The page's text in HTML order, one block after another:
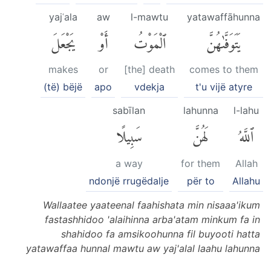
yatawaffāhunna
يَتَوَفَّىٰهُنَّ
comes to them
t'u vijë atyre
l-mawtu
ٱلْمَوْتُ
[the] death
vdekja
aw
أَوْ
or
apo
yajʿala
يَجْعَلَ
makes
(të) bëjë
l-lahu
ٱللَّهُ
Allah
Allahu
lahunna
لَهُنَّ
for them
për to
sabīlan
سَبِيلًا
a way
ndonjë rrugëdalje
Wallaatee yaateenal faahishata min nisaaa'ikum
fastashhidoo 'alaihinna arba'atam minkum fa in
shahidoo fa amsikoohunna fil buyooti hatta
yatawaffaa hunnal mawtu aw yaj'alal laahu lahunna